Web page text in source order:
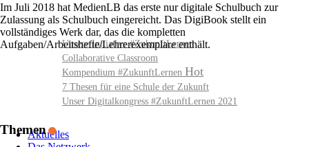
Unsere Initiative #ZukunftLernen
Collaborative Classroom
Kompendium #ZukunftLernen
7 Thesen für eine Schule der Zukunft
Unser Digitalkongress #ZukunftLernen 2021
Aktuelles
Im Juli 2018 hat MedienLB das erste nur digitale Schulbuch zur
Zulassung als Schulbuch eingereicht. Das DigiBook stellt ein
vollständiges Werk dar, das die kompletten
Aufgaben/Arbeitshefte/Lehrerexemplare enthält.
Themen.